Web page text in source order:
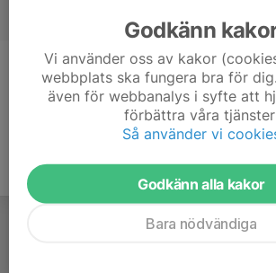
Ålder 16 år
Godkänn
Vi använder oss av kakor
webbplats ska fungera bra för
även för webbanalys i syfte att
förbättra våra
Så använder vi
Godkänn alla kakor
Bara nödvändiga